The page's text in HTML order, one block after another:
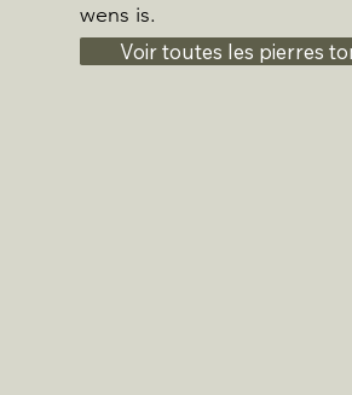
wens is.
Voir toutes les pierres